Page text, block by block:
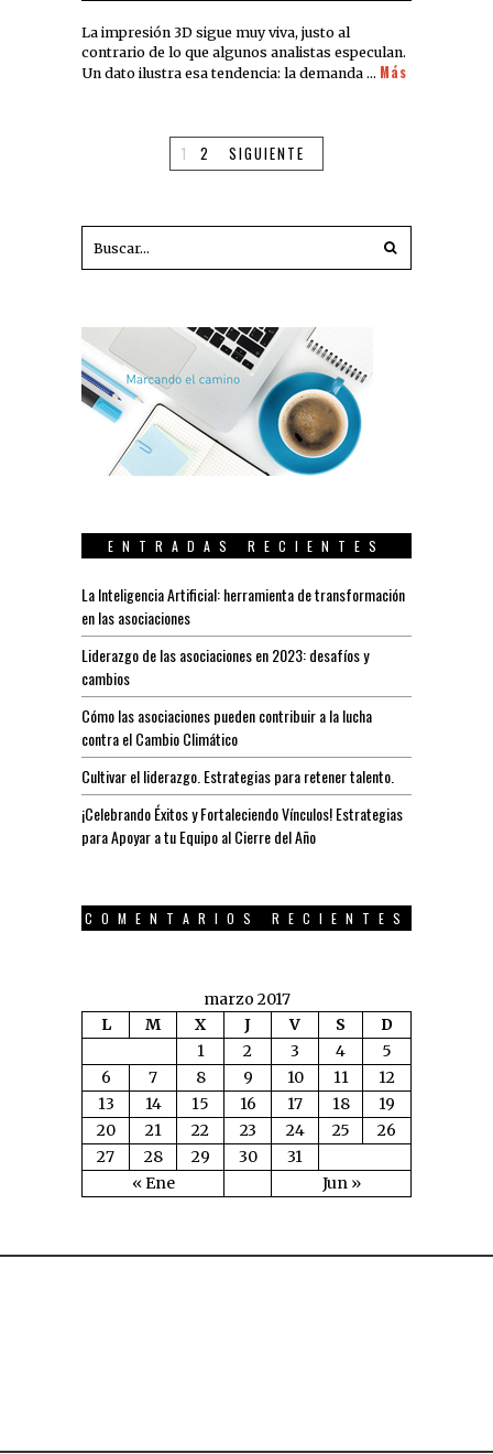
La impresión 3D sigue muy viva, justo al
contrario de lo que algunos analistas especulan.
Un dato ilustra esa tendencia: la demanda … Más
1 2 SIGUIENTE
ENTRADAS RECIENTES
La Inteligencia Artificial: herramienta de transformación
en las asociaciones
Liderazgo de las asociaciones en 2023: desafíos y
cambios
Cómo las asociaciones pueden contribuir a la lucha
contra el Cambio Climático
Cultivar el liderazgo. Estrategias para retener talento.
¡Celebrando Éxitos y Fortaleciendo Vínculos! Estrategias
para Apoyar a tu Equipo al Cierre del Año
COMENTARIOS RECIENTES
marzo 2017
L
M X J V S D
« Ene Jun »
1 2 3 4
5
6
7 8 9 10 11
12
13
14 15 16 17 18
19
20
21 22 23 24 25
26
27
28 29 30 31